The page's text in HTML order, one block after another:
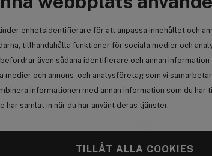
enhetsidentifierare för att anpassa innehållet och
tillhandahålla funktioner för sociala medier och
även sådana identifierare och annan
medier och annons- och analysföretag som vi
informationen med annan information som du har
har samlat in när du har använt deras tjänster.
TILLÅT ALLA COOKIES
(5)
Yves Saint Laurent
Black Opium Eau de
0
mikä